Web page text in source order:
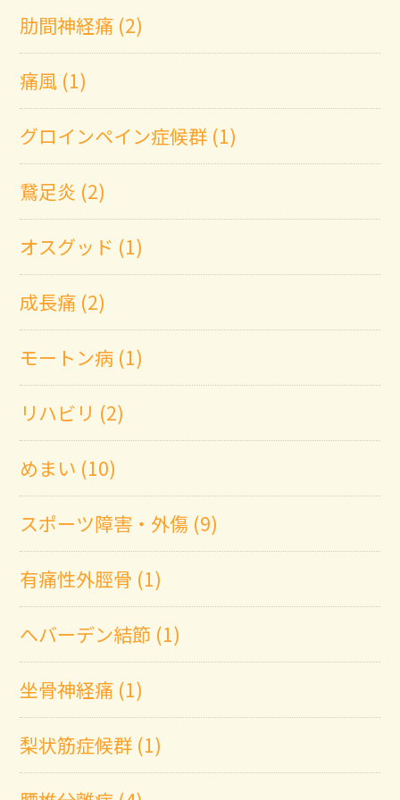
肋間神経痛 (2)
痛風 (1)
グロインペイン症候群 (1)
鵞足炎 (2)
オスグッド (1)
成長痛 (2)
モートン病 (1)
リハビリ (2)
めまい (10)
スポーツ障害・外傷 (9)
有痛性外脛骨 (1)
へバーデン結節 (1)
坐骨神経痛 (1)
梨状筋症候群 (1)